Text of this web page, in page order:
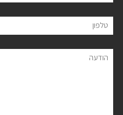
טלפון
הודעה